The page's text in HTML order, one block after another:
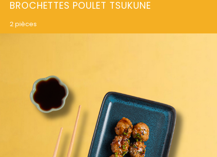
BROCHETTES POULET TSUKUNE
2 pièces